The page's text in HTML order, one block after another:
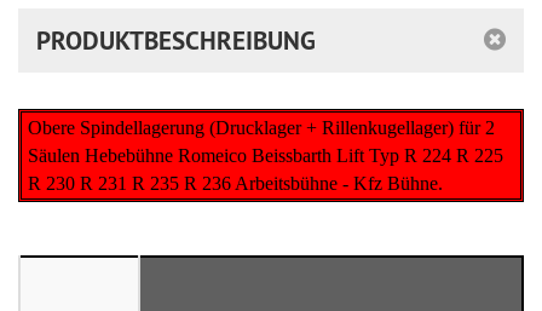
PRODUKTBESCHREIBUNG
Obere Spindellagerung (Drucklager + Rillenkugellager) für 2
Säulen Hebebühne Romeico Beissbarth Lift Typ R 224 R 225
R 230 R 231 R 235 R 236 Arbeitsbühne - Kfz Bühne.